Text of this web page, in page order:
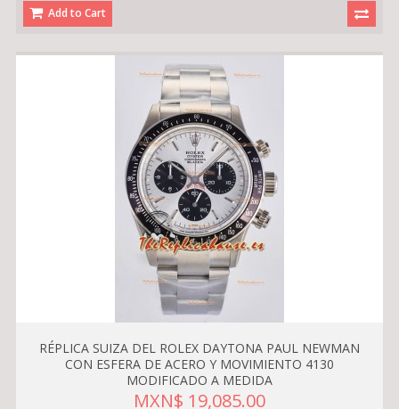
Add to Cart
RÉPLICA SUIZA DEL ROLEX DAYTONA PAUL NEWMAN
CON ESFERA DE ACERO Y MOVIMIENTO 4130
MODIFICADO A MEDIDA
MXN$ 19,085.00